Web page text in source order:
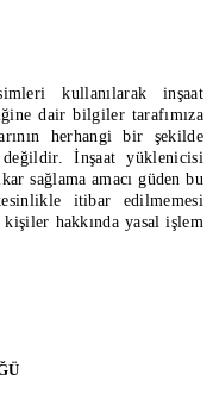
kullanılarak inşaat
dair bilgiler tarafımıza
herhangi bir şekilde
değildir. İnşaat yüklenicisi
sağlama amacı güden bu
itibar edilmemesi
hakkında yasal işlem